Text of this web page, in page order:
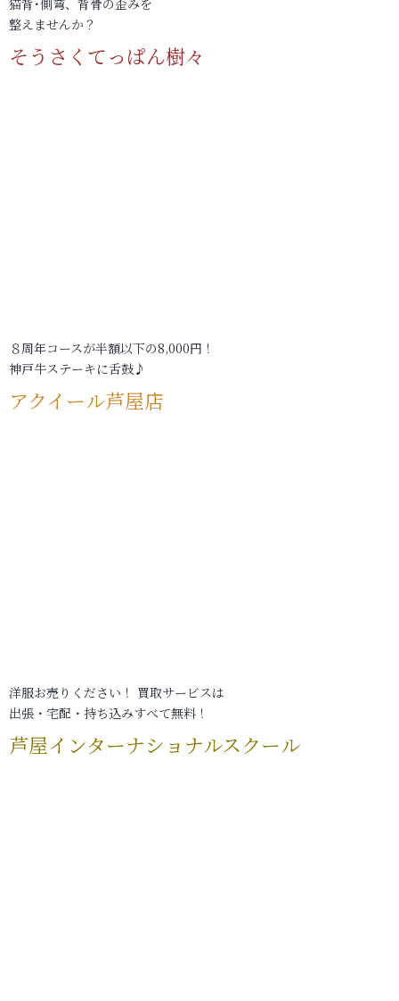
猫背･側弯、背骨の歪みを
整えませんか？
そうさくてっぱん樹々
８周年コースが半額以下の8,000円！
神戸牛ステーキに舌鼓♪
アクイール芦屋店
洋服お売りください！ 買取サービスは
出張・宅配・持ち込みすべて無料！
芦屋インターナショナルスクール